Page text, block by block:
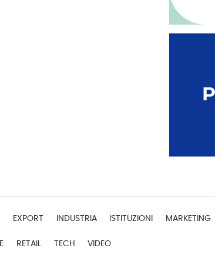
EXPORT INDUSTRIA ISTITUZIONI MARKETING
RETAIL TECH VIDEO